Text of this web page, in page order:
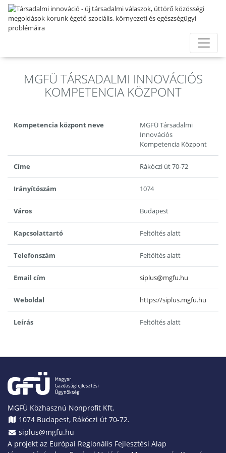
MGFÜ TÁRSADALMI INNOVÁCIÓS
KOMPETENCIA KÖZPONT
Kompetencia központ neve
MGFÜ Társadalmi
Innovációs
Kompetencia Központ
Címe Rákóczi út 70-72
Irányítószám 1074
Város Budapest
Kapcsolattartó Feltöltés alatt
Telefonszám Feltöltés alatt
Email cím siplus@mgfu.hu
Weboldal https://siplus.mgfu.hu
Leírás Feltöltés alatt
MGFÜ Közhasznú Nonprofit Kft.
1074 Budapest, Rákóczi út 70-72.
siplus@mgfu.hu
A projekt az Európai Regionális Fejlesztési Alap